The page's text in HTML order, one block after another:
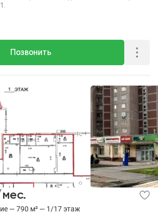
Позвонить
— 790 м² — 1/17 этаж